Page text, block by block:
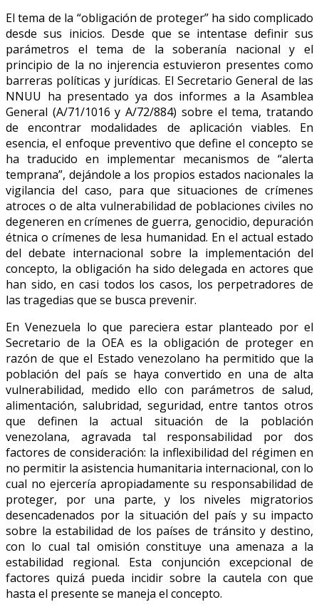
El tema de la “obligación de proteger” ha sido complicado
desde sus inicios. Desde que se intentase definir sus
parámetros el tema de la soberanía nacional y el
principio de la no injerencia estuvieron presentes como
barreras políticas y jurídicas. El Secretario General de las
NNUU ha presentado ya dos informes a la Asamblea
General (A/71/1016 y A/72/884) sobre el tema, tratando
de encontrar modalidades de aplicación viables. En
esencia, el enfoque preventivo que define el concepto se
ha traducido en implementar mecanismos de “alerta
temprana”, dejándole a los propios estados nacionales la
vigilancia del caso, para que situaciones de crímenes
atroces o de alta vulnerabilidad de poblaciones civiles no
degeneren en crímenes de guerra, genocidio, depuración
étnica o crímenes de lesa humanidad. En el actual estado
del debate internacional sobre la implementación del
concepto, la obligación ha sido delegada en actores que
han sido, en casi todos los casos, los perpetradores de
las tragedias que se busca prevenir.
En Venezuela lo que pareciera estar planteado por el
Secretario de la OEA es la obligación de proteger en
razón de que el Estado venezolano ha permitido que la
población del país se haya convertido en una de alta
vulnerabilidad, medido ello con parámetros de salud,
alimentación, salubridad, seguridad, entre tantos otros
que definen la actual situación de la población
venezolana, agravada tal responsabilidad por dos
factores de consideración: la inflexibilidad del régimen en
no permitir la asistencia humanitaria internacional, con lo
cual no ejercería apropiadamente su responsabilidad de
proteger, por una parte, y los niveles migratorios
desencadenados por la situación del país y su impacto
sobre la estabilidad de los países de tránsito y destino,
con lo cual tal omisión constituye una amenaza a la
estabilidad regional. Esta conjunción excepcional de
factores quizá pueda incidir sobre la cautela con que
hasta el presente se maneja el concepto.